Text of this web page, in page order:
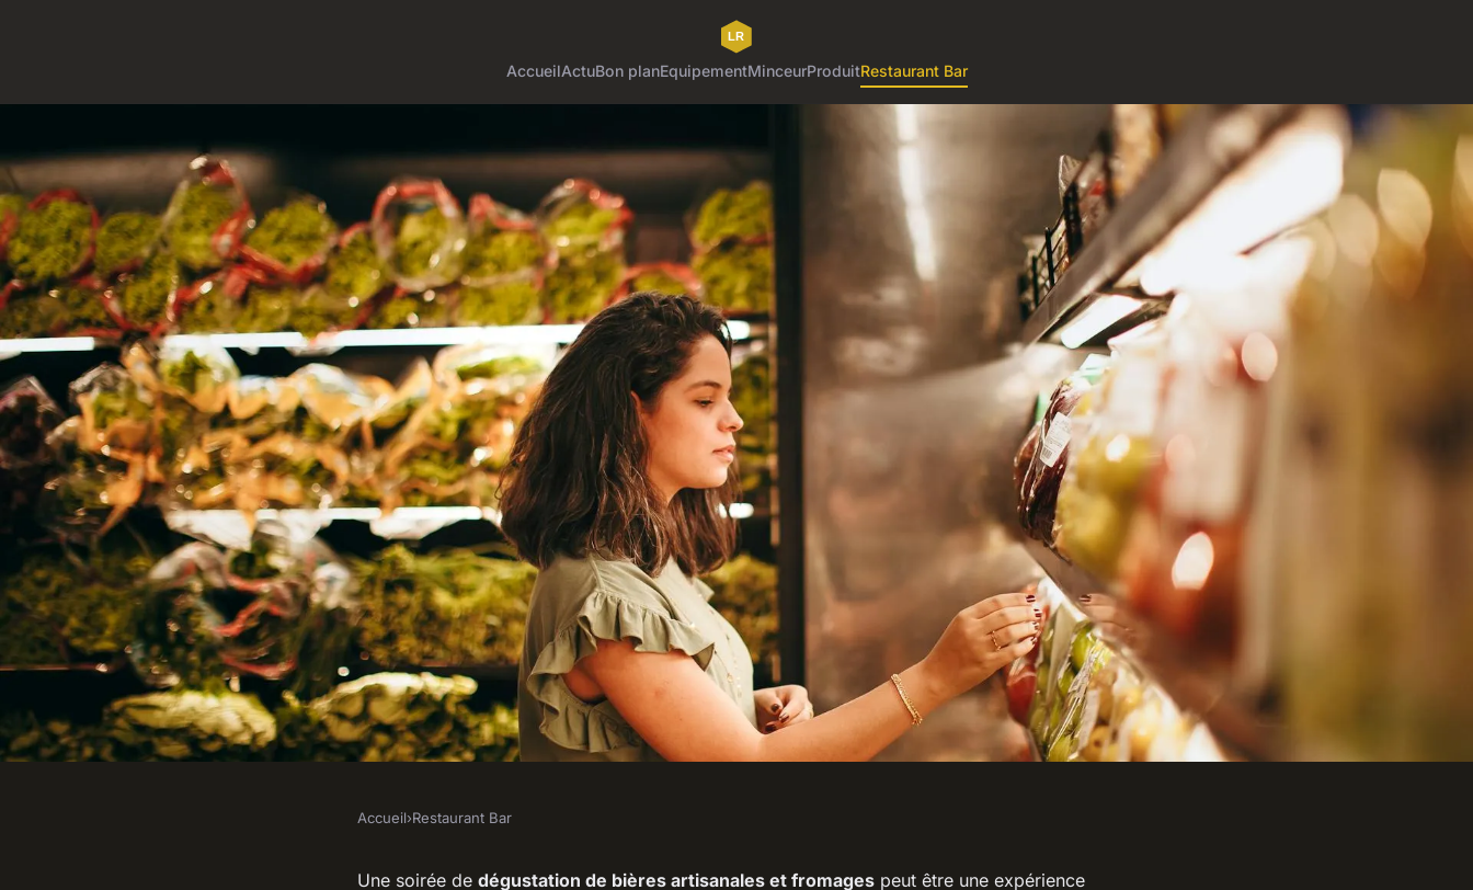
AccueilActuBon planEquipementMinceurProduitRestaurant Bar
Accueil›Restaurant Bar
Une soirée de dégustation de bières artisanales et fromages peut être une expérience